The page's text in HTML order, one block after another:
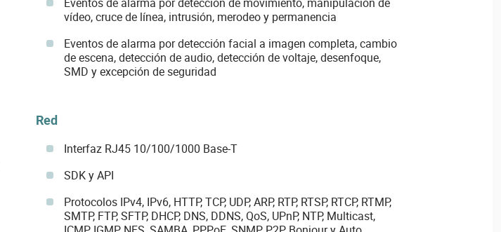
vídeo, cruce de línea, intrusión, merodeo y permanencia
Eventos de alarma por detección facial a imagen completa, cambio
de escena, detección de audio, detección de voltaje, desenfoque,
SMD y excepción de seguridad
Red
Interfaz RJ45 10/100/1000 Base-T
SDK y API
Protocolos IPv4, IPv6, HTTP, TCP, UDP, ARP, RTP, RTSP, RTCP, RTMP,
SMTP, FTP, SFTP, DHCP, DNS, DDNS, QoS, UPnP, NTP, Multicast,